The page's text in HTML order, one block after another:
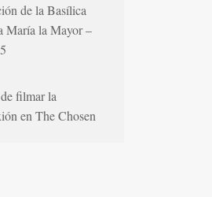
de la Basílica
María la Mayor –
filmar la
en The Chosen